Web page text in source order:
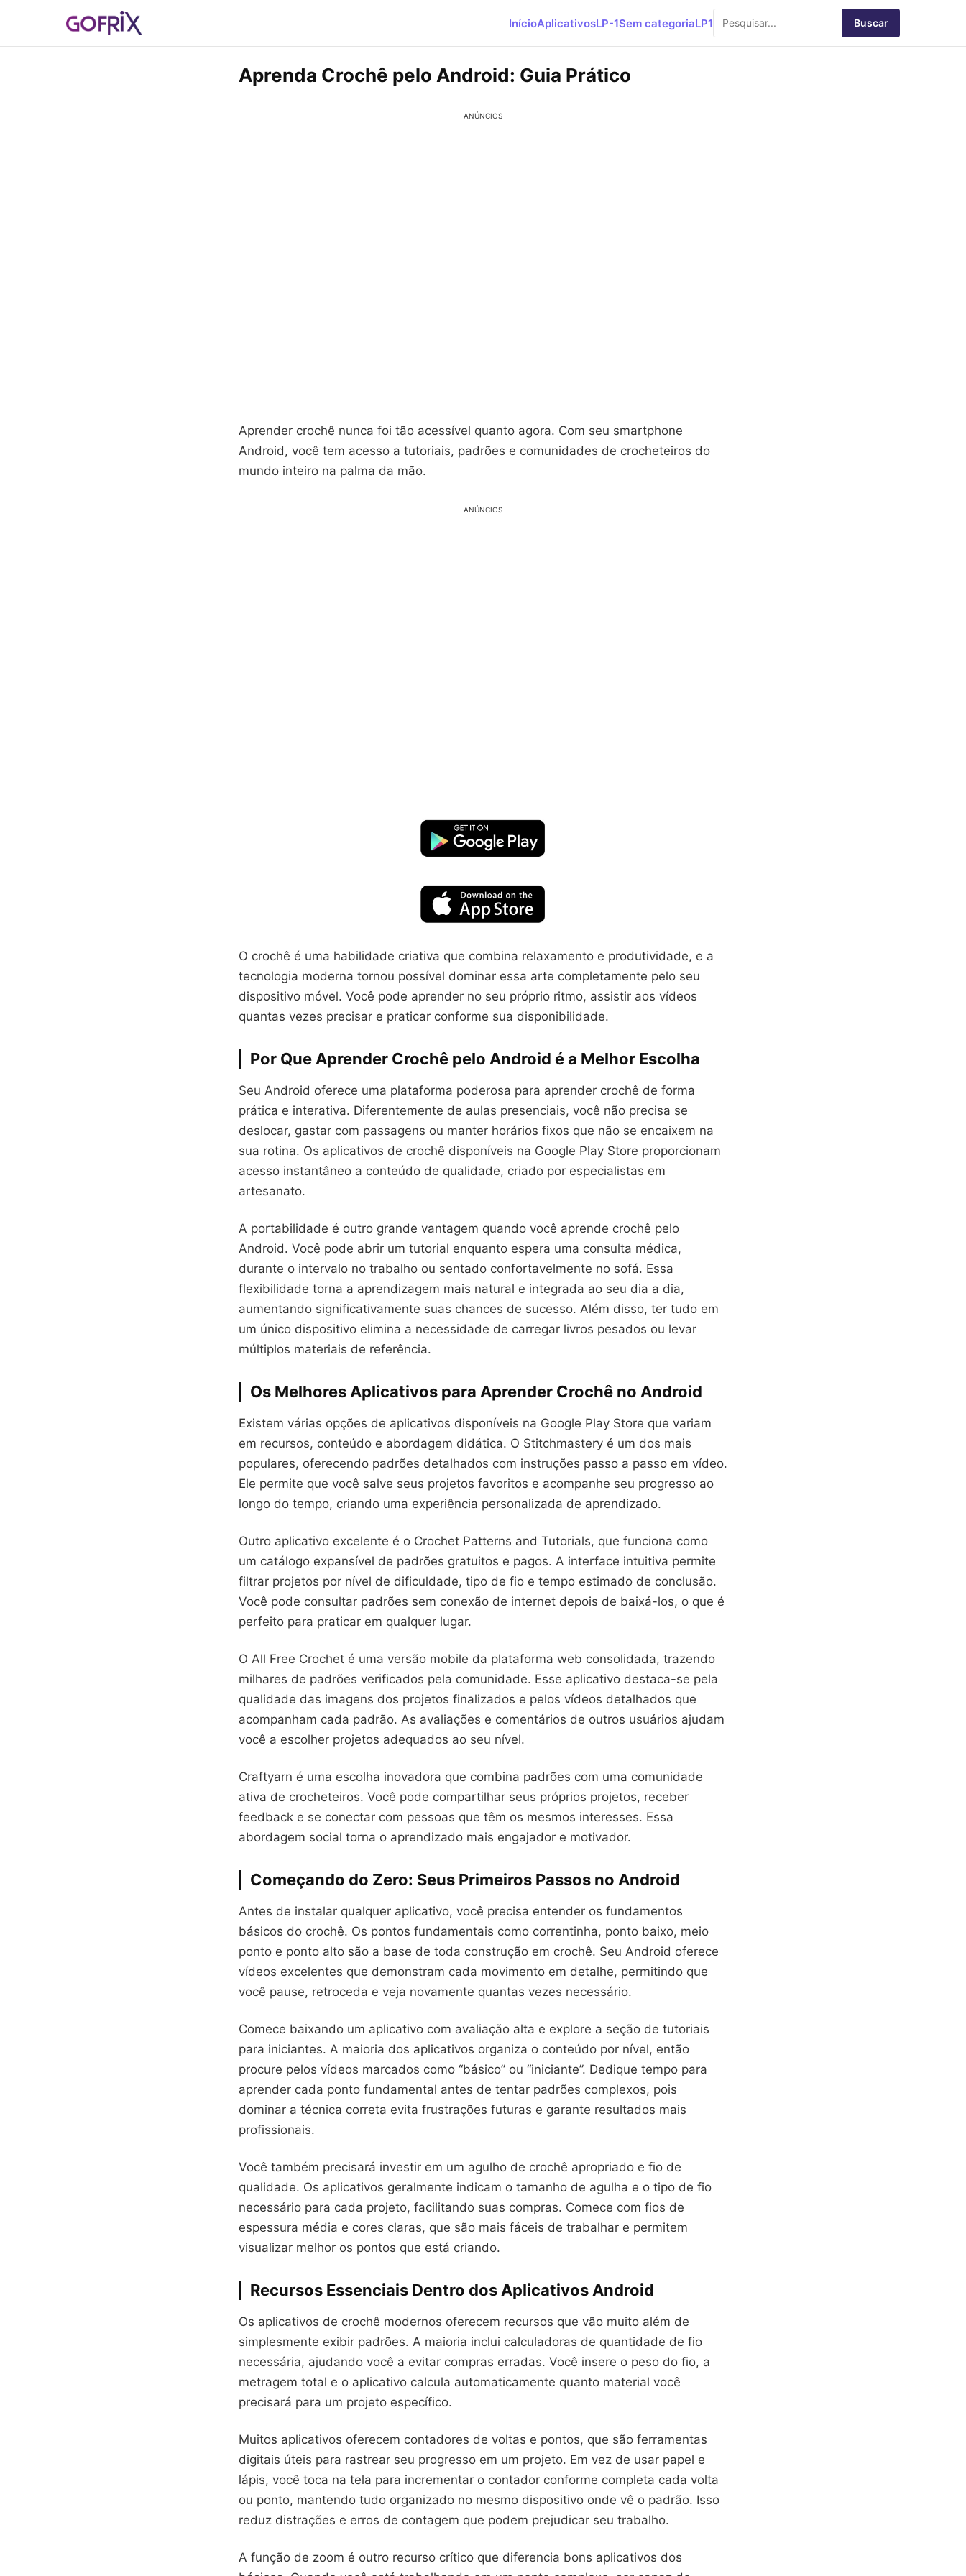
InícioAplicativosLP-1Sem categoriaLP1 Buscar
Aprenda Crochê pelo Android: Guia Prático
ANÚNCIOS
Aprender crochê nunca foi tão acessível quanto agora. Com seu smartphone
Android, você tem acesso a tutoriais, padrões e comunidades de crocheteiros do
mundo inteiro na palma da mão.
ANÚNCIOS
O crochê é uma habilidade criativa que combina relaxamento e produtividade, e a
tecnologia moderna tornou possível dominar essa arte completamente pelo seu
dispositivo móvel. Você pode aprender no seu próprio ritmo, assistir aos vídeos
quantas vezes precisar e praticar conforme sua disponibilidade.
Por Que Aprender Crochê pelo Android é a Melhor Escolha
Seu Android oferece uma plataforma poderosa para aprender crochê de forma
prática e interativa. Diferentemente de aulas presenciais, você não precisa se
deslocar, gastar com passagens ou manter horários fixos que não se encaixem na
sua rotina. Os aplicativos de crochê disponíveis na Google Play Store proporcionam
acesso instantâneo a conteúdo de qualidade, criado por especialistas em
artesanato.
A portabilidade é outro grande vantagem quando você aprende crochê pelo
Android. Você pode abrir um tutorial enquanto espera uma consulta médica,
durante o intervalo no trabalho ou sentado confortavelmente no sofá. Essa
flexibilidade torna a aprendizagem mais natural e integrada ao seu dia a dia,
aumentando significativamente suas chances de sucesso. Além disso, ter tudo em
um único dispositivo elimina a necessidade de carregar livros pesados ou levar
múltiplos materiais de referência.
Os Melhores Aplicativos para Aprender Crochê no Android
Existem várias opções de aplicativos disponíveis na Google Play Store que variam
em recursos, conteúdo e abordagem didática. O Stitchmastery é um dos mais
populares, oferecendo padrões detalhados com instruções passo a passo em vídeo.
Ele permite que você salve seus projetos favoritos e acompanhe seu progresso ao
longo do tempo, criando uma experiência personalizada de aprendizado.
Outro aplicativo excelente é o Crochet Patterns and Tutorials, que funciona como
um catálogo expansível de padrões gratuitos e pagos. A interface intuitiva permite
filtrar projetos por nível de dificuldade, tipo de fio e tempo estimado de conclusão.
Você pode consultar padrões sem conexão de internet depois de baixá-los, o que é
perfeito para praticar em qualquer lugar.
O All Free Crochet é uma versão mobile da plataforma web consolidada, trazendo
milhares de padrões verificados pela comunidade. Esse aplicativo destaca-se pela
qualidade das imagens dos projetos finalizados e pelos vídeos detalhados que
acompanham cada padrão. As avaliações e comentários de outros usuários ajudam
você a escolher projetos adequados ao seu nível.
Craftyarn é uma escolha inovadora que combina padrões com uma comunidade
ativa de crocheteiros. Você pode compartilhar seus próprios projetos, receber
feedback e se conectar com pessoas que têm os mesmos interesses. Essa
abordagem social torna o aprendizado mais engajador e motivador.
Começando do Zero: Seus Primeiros Passos no Android
Antes de instalar qualquer aplicativo, você precisa entender os fundamentos
básicos do crochê. Os pontos fundamentais como correntinha, ponto baixo, meio
ponto e ponto alto são a base de toda construção em crochê. Seu Android oferece
vídeos excelentes que demonstram cada movimento em detalhe, permitindo que
você pause, retroceda e veja novamente quantas vezes necessário.
Comece baixando um aplicativo com avaliação alta e explore a seção de tutoriais
para iniciantes. A maioria dos aplicativos organiza o conteúdo por nível, então
procure pelos vídeos marcados como “básico” ou “iniciante”. Dedique tempo para
aprender cada ponto fundamental antes de tentar padrões complexos, pois
dominar a técnica correta evita frustrações futuras e garante resultados mais
profissionais.
Você também precisará investir em um agulho de crochê apropriado e fio de
qualidade. Os aplicativos geralmente indicam o tamanho de agulha e o tipo de fio
necessário para cada projeto, facilitando suas compras. Comece com fios de
espessura média e cores claras, que são mais fáceis de trabalhar e permitem
visualizar melhor os pontos que está criando.
Recursos Essenciais Dentro dos Aplicativos Android
Os aplicativos de crochê modernos oferecem recursos que vão muito além de
simplesmente exibir padrões. A maioria inclui calculadoras de quantidade de fio
necessária, ajudando você a evitar compras erradas. Você insere o peso do fio, a
metragem total e o aplicativo calcula automaticamente quanto material você
precisará para um projeto específico.
Muitos aplicativos oferecem contadores de voltas e pontos, que são ferramentas
digitais úteis para rastrear seu progresso em um projeto. Em vez de usar papel e
lápis, você toca na tela para incrementar o contador conforme completa cada volta
ou ponto, mantendo tudo organizado no mesmo dispositivo onde vê o padrão. Isso
reduz distrações e erros de contagem que podem prejudicar seu trabalho.
A função de zoom é outro recurso crítico que diferencia bons aplicativos dos